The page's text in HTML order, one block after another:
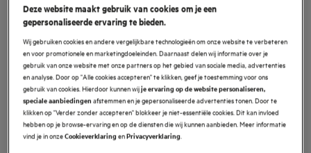
Deze website maakt gebruik van cookies om je een
gepersonaliseerde ervaring te bieden.
Wij gebruiken cookies en andere vergelijkbare technologieën om onze website te verbeteren
en voor promotionele en marketingdoeleinden. Daarnaast delen wij informatie over je
gebruik van onze website met onze partners op het gebied van sociale media, advertenties
en analyse. Door op "Alle cookies accepteren" te klikken, geef je toestemming voor ons
gebruik van cookies. Hierdoor kunnen wijje ervaring op de website personaliseren,
speciale aanbiedingen afstemmen en je gepersonaliseerde advertenties tonen. Door te
klikken op "Verder zonder accepteren" blokkeer je niet-essentiële cookies. Dit kan invloed
hebben op je browse-ervaring en op de diensten die wij kunnen aanbieden. Meer informatie
vind je in onzeCookieverklaringenPrivacyverklaring.